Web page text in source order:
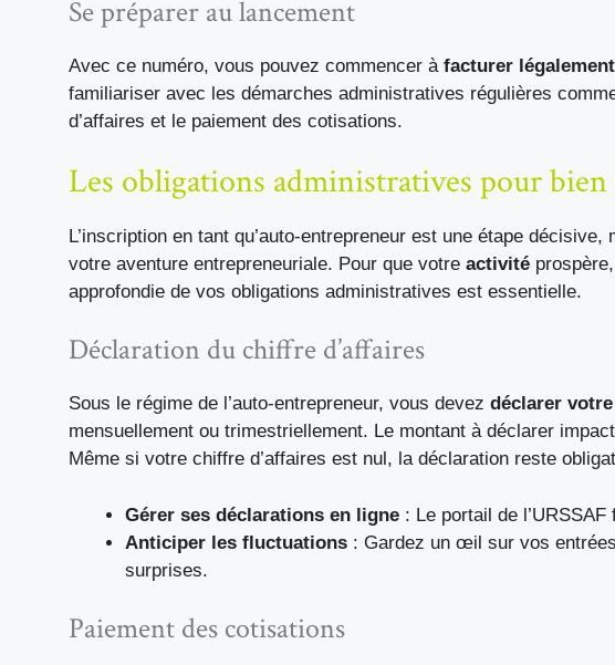
Se préparer au lancement
Avec ce numéro, vous pouvez commencer à facturer légalement
familiariser avec les démarches administratives régulières
d’affaires et le paiement des cotisations.
Les obligations administratives pour
L’inscription en tant qu’auto-entrepreneur est une étape décisive,
votre aventure entrepreneuriale. Pour que votre activité
approfondie de vos obligations administratives est essentielle.
Déclaration du chiffre d’affaires
Sous le régime de l’auto-entrepreneur, vous devez déclarer
mensuellement ou trimestriellement. Le montant à déclarer
Même si votre chiffre d’affaires est nul, la déclaration reste
Gérer ses déclarations en ligne : Le portail de
Anticiper les fluctuations : Gardez un œil sur vos
surprises.
Paiement des cotisations